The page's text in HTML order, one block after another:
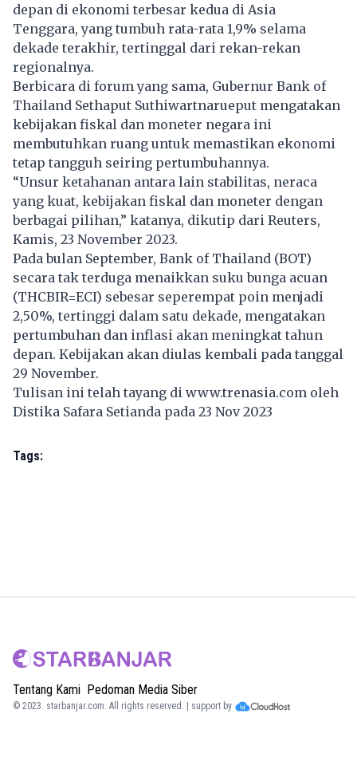
depan di ekonomi terbesar kedua di Asia
Tenggara, yang tumbuh rata-rata 1,9% selama
dekade terakhir, tertinggal dari rekan-rekan
regionalnya.
Berbicara di forum yang sama, Gubernur Bank of
Thailand Sethaput Suthiwartnarueput mengatakan
kebijakan fiskal dan moneter negara ini
membutuhkan ruang untuk memastikan ekonomi
tetap tangguh seiring pertumbuhannya.
“Unsur ketahanan antara lain stabilitas, neraca
yang kuat, kebijakan fiskal dan moneter dengan
berbagai pilihan,” katanya, dikutip dari Reuters,
Kamis, 23 November 2023.
Pada bulan September, Bank of Thailand (BOT)
secara tak terduga menaikkan suku bunga acuan
(THCBIR=ECI) sebesar seperempat poin menjadi
2,50%, tertinggi dalam satu dekade, mengatakan
pertumbuhan dan inflasi akan meningkat tahun
depan. Kebijakan akan diulas kembali pada tanggal
29 November.
Tulisan ini telah tayang di www.trenasia.com oleh
Distika Safara Setianda pada 23 Nov 2023
Tags:
Tentang Kami Pedoman Media Siber
© 2023. starbanjar.com. All rights reserved. | support by